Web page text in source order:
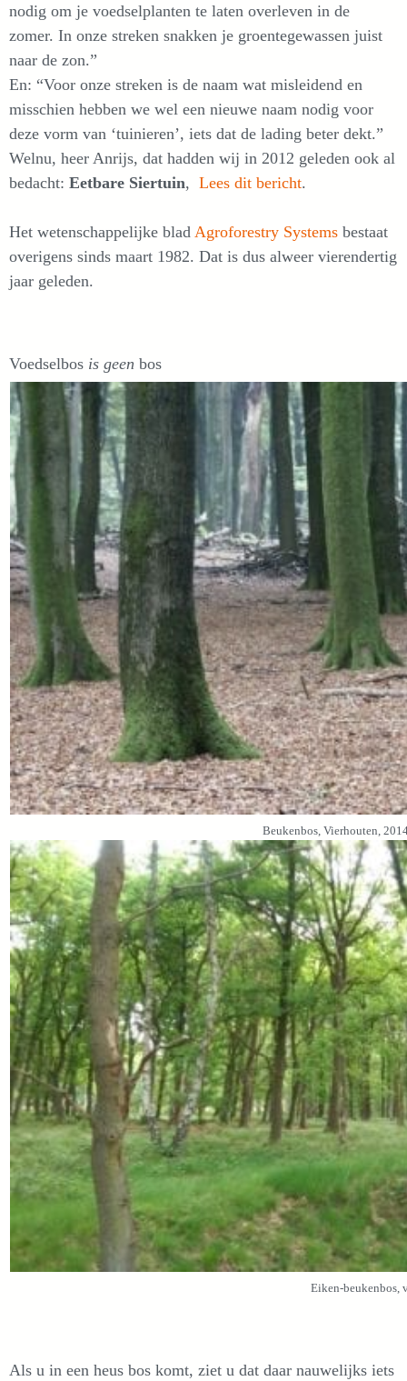
nodig om je voedselplanten te laten overleven in de
zomer. In onze streken snakken je groentegewassen juist
naar de zon.”
En: “Voor onze streken is de naam wat misleidend en
misschien hebben we wel een nieuwe naam nodig voor
deze vorm van ‘tuinieren’, iets dat de lading beter dekt.”
Welnu, heer Anrijs, dat hadden wij in 2012 geleden ook al
bedacht: Eetbare Siertuin, Lees dit bericht.
Het wetenschappelijke blad Agroforestry Systems bestaat
overigens sinds maart 1982. Dat is dus alweer vierendertig
jaar geleden.
Voedselbos is geen bos
Beukenbos, Vierhouten,
Eiken-beukenbos,
Als u in een heus bos komt, ziet u dat daar nauwelijks iets